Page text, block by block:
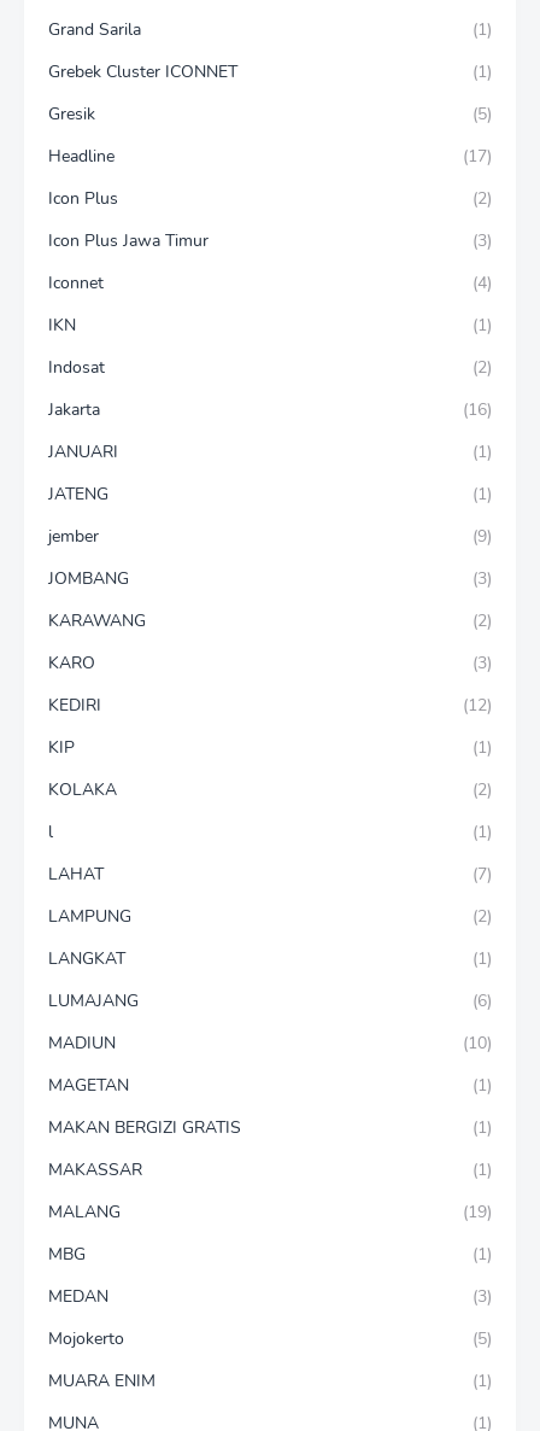
Grand Sarila
(1)
Grebek Cluster ICONNET
(1)
Gresik
(5)
Headline
(17)
Icon Plus
(2)
Icon Plus Jawa Timur
(3)
Iconnet
(4)
IKN
(1)
Indosat
(2)
Jakarta
(16)
JANUARI
(1)
JATENG
(1)
jember
(9)
JOMBANG
(3)
KARAWANG
(2)
KARO
(3)
KEDIRI
(12)
KIP
(1)
KOLAKA
(2)
l
(1)
LAHAT
(7)
LAMPUNG
(2)
LANGKAT
(1)
LUMAJANG
(6)
MADIUN
(10)
MAGETAN
(1)
MAKAN BERGIZI GRATIS
(1)
MAKASSAR
(1)
MALANG
(19)
MBG
(1)
MEDAN
(3)
Mojokerto
(5)
MUARA ENIM
(1)
MUNA
(1)